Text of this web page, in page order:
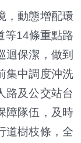
，動態增配環
等14條重點路
迴保潔，做到
集中調度沖洗
路及公交站台
障隊伍，及時
道樹枝條，全